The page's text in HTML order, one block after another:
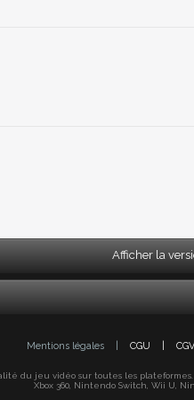
Afficher la
Mentions légales CGU CGV
du jeu vidéo sur toutes les plateformes.
Xbox 360, Nintendo Switch, Wii U,